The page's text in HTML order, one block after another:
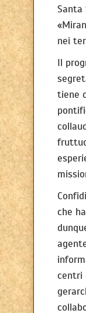
Santa
nei
Il
tiene
che
centri